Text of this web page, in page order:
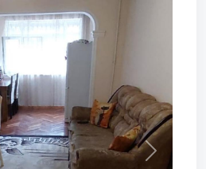
Next